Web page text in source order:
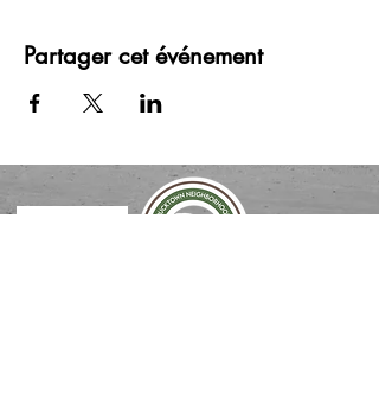
Partager cet événement